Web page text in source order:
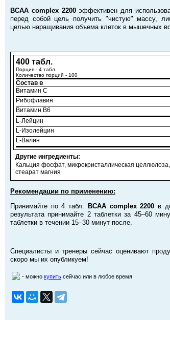
BCAA complex 2200эффективен для
перед собой цель получить "чистую" массу,
целью наращивания объема клеток в мышечных
400 табл.
Порция - 4 табл.
Количество порций - 100
Состав в
Витамин С
Рибофлавин
Витамин В6
L-Лейцин
L-Изолейцин
L-Валин
Другие ингредиенты:
Кальция фосфат, микрокристаллическая
стеарат магния
Рекомендации по применению:
Принимайте по 4 табл.
BCAA complex 2200 в
результата принимайте 2 таблетки за 45–60
таблетки в течении 15–30 минут после.
Специалисты и тренеры сейчас оценивают
скоро мы их опубликуем!
- можно купить сейчас или в любое время